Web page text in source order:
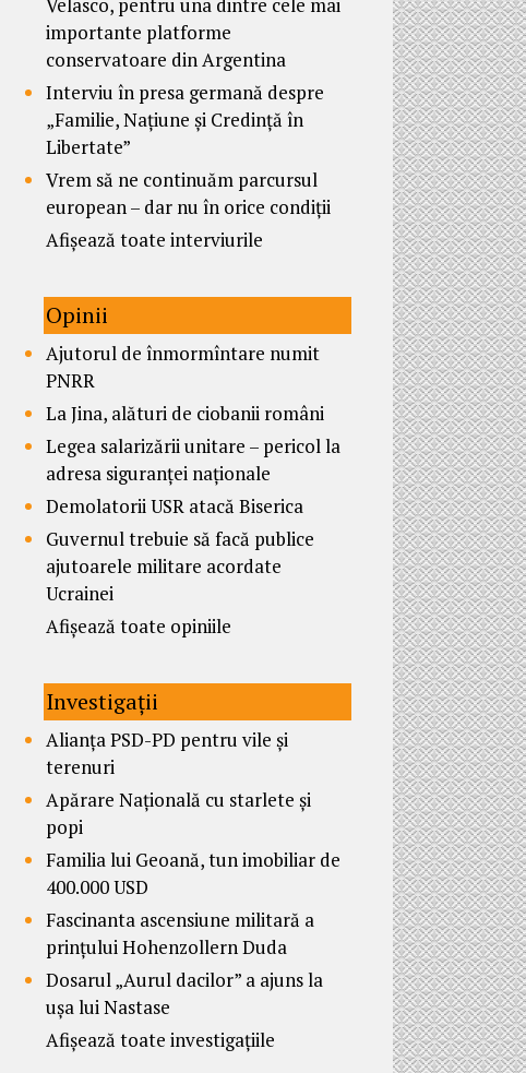
Velasco, pentru una dintre cele mai
importante platforme
conservatoare din Argentina
Interviu în presa germană despre
„Familie, Națiune și Credință în
Libertate”
Vrem să ne continuăm parcursul
european – dar nu în orice condiții
Afișează toate interviurile
Opinii
Ajutorul de înmormîntare numit
PNRR
La Jina, alături de ciobanii români
Legea salarizării unitare – pericol la
adresa siguranței naționale
Demolatorii USR atacă Biserica
Guvernul trebuie să facă publice
ajutoarele militare acordate
Ucrainei
Afișează toate opiniile
Investigații
Alianța PSD-PD pentru vile și
terenuri
Apărare Națională cu starlete și
popi
Familia lui Geoană, tun imobiliar de
400.000 USD
Fascinanta ascensiune militară a
prințului Hohenzollern Duda
Dosarul „Aurul dacilor” a ajuns la
ușa lui Nastase
Afișează toate investigațiile